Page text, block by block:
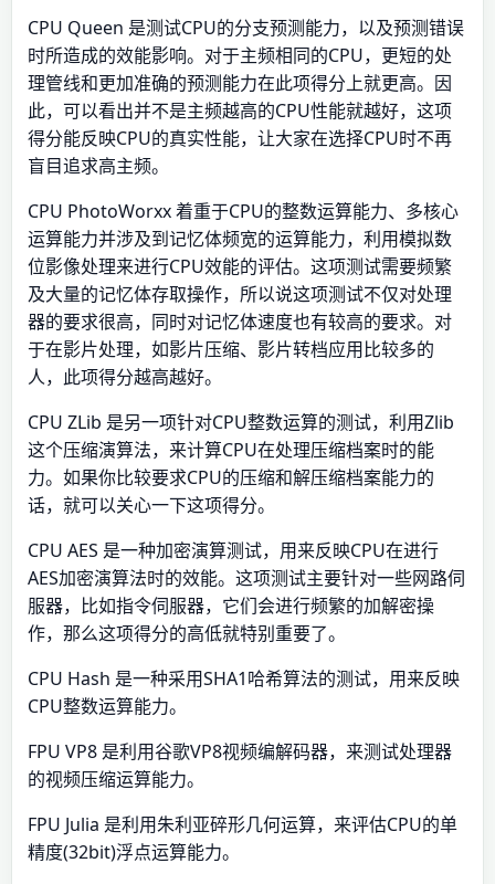
CPU Queen 是测试CPU的分支预测能力，以及预测错误
时所造成的效能影响。对于主频相同的CPU，更短的处
理管线和更加准确的预测能力在此项得分上就更高。因
此，可以看出并不是主频越高的CPU性能就越好，这项
得分能反映CPU的真实性能，让大家在选择CPU时不再
盲目追求高主频。
CPU PhotoWorxx 着重于CPU的整数运算能力、多核心
运算能力并涉及到记忆体频宽的运算能力，利用模拟数
位影像处理来进行CPU效能的评估。这项测试需要频繁
及大量的记忆体存取操作，所以说这项测试不仅对处理
器的要求很高，同时对记忆体速度也有较高的要求。对
于在影片处理，如影片压缩、影片转档应用比较多的
人，此项得分越高越好。
CPU ZLib 是另一项针对CPU整数运算的测试，利用Zlib
这个压缩演算法，来计算CPU在处理压缩档案时的能
力。如果你比较要求CPU的压缩和解压缩档案能力的
话，就可以关心一下这项得分。
CPU AES 是一种加密演算测试，用来反映CPU在进行
AES加密演算法时的效能。这项测试主要针对一些网路伺
服器，比如指令伺服器，它们会进行频繁的加解密操
作，那么这项得分的高低就特别重要了。
CPU Hash 是一种采用SHA1哈希算法的测试，用来反映
CPU整数运算能力。
FPU VP8 是利用谷歌VP8视频编解码器，来测试处理器
的视频压缩运算能力。
FPU Julia 是利用朱利亚碎形几何运算，来评估CPU的单
精度(32bit)浮点运算能力。